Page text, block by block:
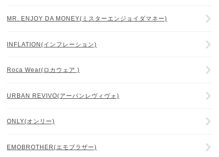
MR. ENJOY DA MONEY(ミスターエンジョイダマネー)
INFLATION(インフレーション)
Roca Wear(ロカウェア )
URBAN REVIVO(アーバンレヴィヴォ)
ONLY(オンリー)
EMOBROTHER(エモブラザー)